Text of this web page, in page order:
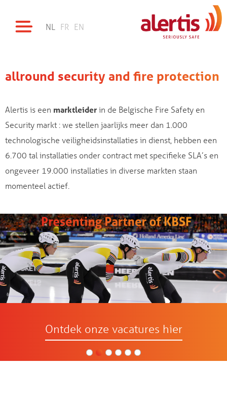
NL FR EN
allround security and fire protection
Alertis is een marktleiderin de Belgische Fire Safety en
Security markt : we stellen jaarlijks meer dan 1.000
technologische veiligheidsinstallaties in dienst, hebben een
6.700 tal installaties onder contract met specifieke SLA’s en
ongeveer 19.000 installaties in diverse markten staan
momenteel actief.
Ontdek onze vacatures hier